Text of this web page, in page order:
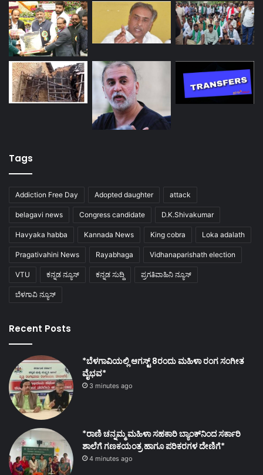
Tags
Addiction Free Day Adopted daughter attack
belagavi news Congress candidate D.K.Shivakumar
Havyaka habba Kannada News King cobra Loka adalath
Pragativahini News Rayabhaga Vidhanaparishath election
VTU ಕನ್ನಡ ನ್ಯೂಸ್ ಕನ್ನಡ ಸುದ್ದಿ ಪ್ರಗತಿವಾಹಿನಿ ನ್ಯೂಸ್
ಬೆಳಗಾವಿ ನ್ಯೂಸ್
Recent Posts
*ಬೆಳಗಾವಿಯಲ್ಲಿ ಆಗಸ್ಟ್ 8ರಂದು ಮಹಿಳಾ ರಂಗ ಸಂಗೀತ
ವೈಭವ*
3 minutes ago
*ರಾಣಿ ಚನ್ನಮ್ಮ ಮಹಿಳಾ ಸಹಕಾರಿ ಬ್ಯಾಂಕ್‌ನಿಂದ ಸರ್ಕಾರಿ
ಶಾಲೆಗೆ ಗಣಕಯಂತ್ರ ಹಾಗೂ ಪರಿಕರಗಳ ದೇಣಿಗೆ*
4 minutes ago